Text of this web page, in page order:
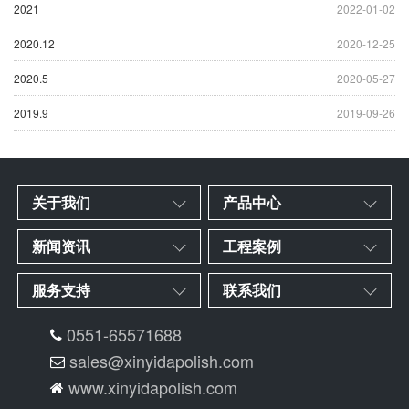
2022-01-02
2021
2020-12-25
2020.12
2020-05-27
2020.5
2019-09-26
2019.9
关于我们 产品中心
新闻资讯 工程案例
服务支持 联系我们
0551-65571688
sales@xinyidapolish.com
www.xinyidapolish.com